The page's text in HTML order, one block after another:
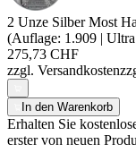
2 Unze Silber Most
(Auflage: 1.909 |
275,73 CHF
zzgl. Versandkosten
In den Warenkorb
Erhalten Sie
erster von neuen